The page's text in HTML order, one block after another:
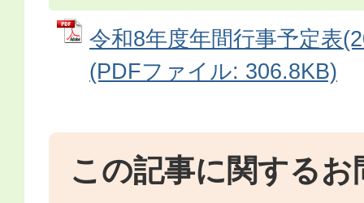
令和8年度年間行事予定表
(PDFファイル: 306.8KB)
この記事に関するお